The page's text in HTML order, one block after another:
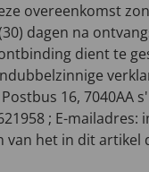
overeenkomst
dagen na
dient te
16, 7040AA
; E-mailadres:
van het in dit artikel